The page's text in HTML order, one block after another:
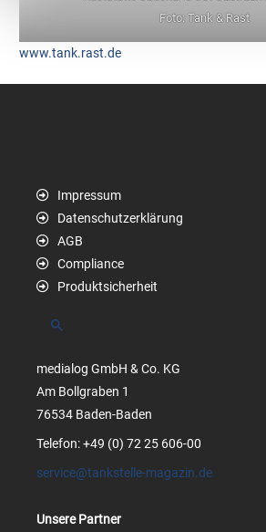
Foto: Tank & Rast
www.tank.rast.de
Impressum
Datenschutzerklärung
AGB
Compliance
Produktsicherheit
Suchen
medialog GmbH & Co. KG
Am Bollgraben 1
76534 Baden-Baden
Telefon: +49 (0) 72 25 606-00
service@tankstelle-magazin.de
Unsere Partner